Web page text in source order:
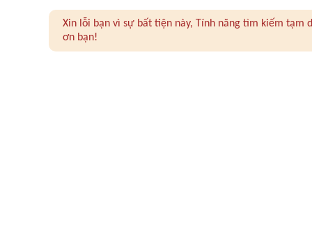
Xin lỗi bạn vì sự bất tiện này, Tính năng tìm kiếm
ơn bạn!